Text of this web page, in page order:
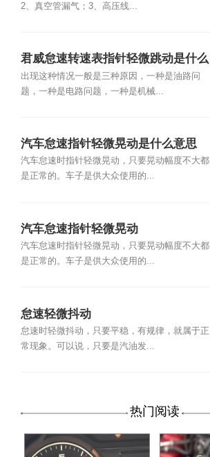
2、真空管漏气；3、高压线...
君威怠速转速表指针轻微跳动是什么
原因
出现这种情况一般是三种原因，一种是油路问
题，一种是电路问题，一种是机械...
汽车怠速指针轻微晃动是什么意思
汽车怠速时指针轻微晃动，只要晃动幅度不大都
是正常的。车子是供大众使用的...
汽车怠速指针轻微晃动
汽车怠速时指针轻微晃动，只要晃动幅度不大都
是正常的。车子是供大众使用的...
怠速轻微抖动
怠速时轻微抖动，只要平稳，有规律，就属于正
常现象。可以说，只要是汽油发...
热门阅读